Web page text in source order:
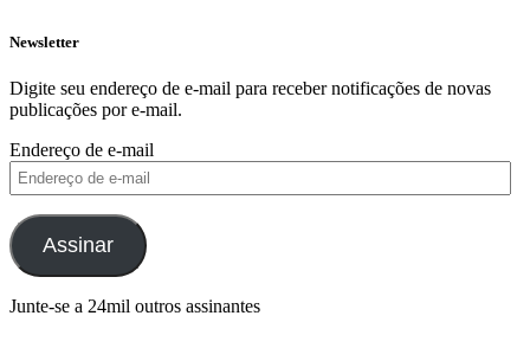
Newsletter
Digite seu endereço de e-mail para receber notificações de novas
publicações por e-mail.
Endereço de e-mail
Assinar
Junte-se a 24mil outros assinantes